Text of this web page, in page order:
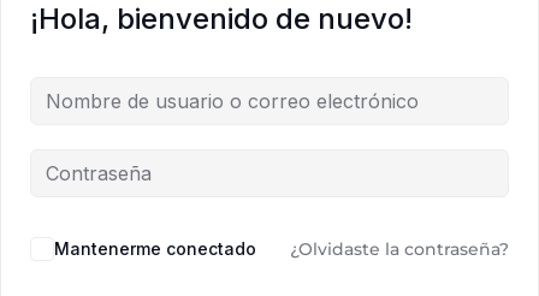
¡Hola, bienvenido de nuevo!
Mantenerme conectado ¿Olvidaste la contraseña?